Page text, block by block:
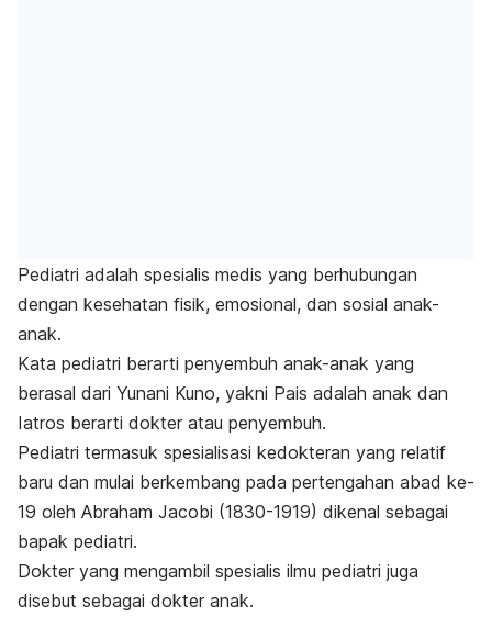
Pediatri adalah spesialis medis yang berhubungan
dengan kesehatan fisik, emosional, dan sosial anak-
anak.
Kata pediatri berarti penyembuh anak-anak yang
berasal dari Yunani Kuno, yakni Pais adalah anak dan
Iatros berarti dokter atau penyembuh.
Pediatri termasuk spesialisasi kedokteran yang relatif
baru dan mulai berkembang pada pertengahan abad ke-
19 oleh Abraham Jacobi (1830-1919) dikenal sebagai
bapak pediatri.
Dokter yang mengambil spesialis ilmu pediatri juga
disebut sebagai dokter anak.